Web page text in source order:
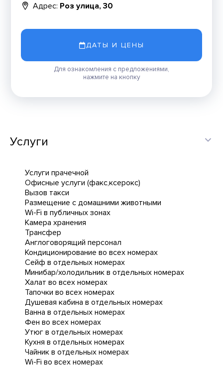
Адрес: Роз улица, 30
ДАТЫ И ЦЕНЫ
Для ознакомления с предложениями,
нажмите на кнопку
Услуги
Услуги прачечной
Офисные услуги (факс,ксерокс)
Вызов такси
Размещение с домашними животными
Wi-Fi в публичных зонах
Камера хранения
Трансфер
Англоговорящий персонал
Кондиционирование во всех номерах
Сейф в отдельных номерах
Минибар/холодильник в отдельных номерах
Халат во всех номерах
Тапочки во всех номерах
Душевая кабина в отдельных номерах
Ванна в отдельных номерах
Фен во всех номерах
Утюг в отдельных номерах
Кухня в отдельных номерах
Чайник в отдельных номерах
Wi-Fi во всех номерах